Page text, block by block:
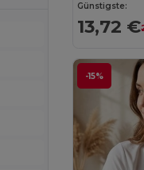
Günstigste:
13,72 €
-15%